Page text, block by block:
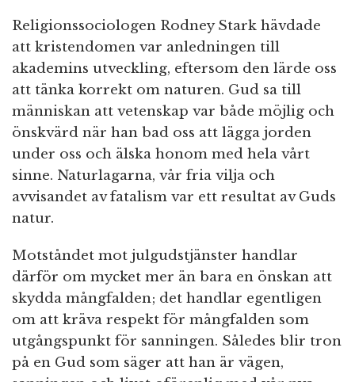
Religionssociologen Rodney Stark hävdade
att kristendomen var anledningen till
akademins utveckling, eftersom den lärde oss
att tänka korrekt om naturen. Gud sa till
människan att vetenskap var både möjlig och
önskvärd när han bad oss att lägga jorden
under oss och älska honom med hela vårt
sinne. Naturlagarna, vår fria vilja och
avvisandet av fatalism var ett resultat av Guds
natur.
Motståndet mot julgudstjänster handlar
därför om mycket mer än bara en önskan att
skydda mångfalden; det handlar egentligen
om att kräva respekt för mångfalden som
utgångspunkt för sanningen. Således blir tron
på en Gud som säger att han är vägen,